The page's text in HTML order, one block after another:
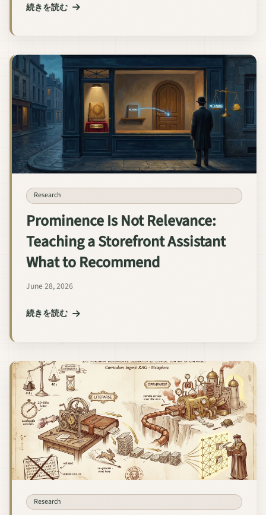
続きを読む
Research
Prominence Is Not Relevance:
Teaching a Storefront Assistant
What to Recommend
June 28, 2026
続きを読む
Research